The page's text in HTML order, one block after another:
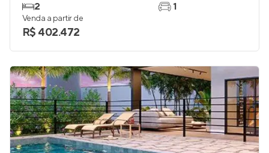
2
1
Venda a partir de
R$ 402.472